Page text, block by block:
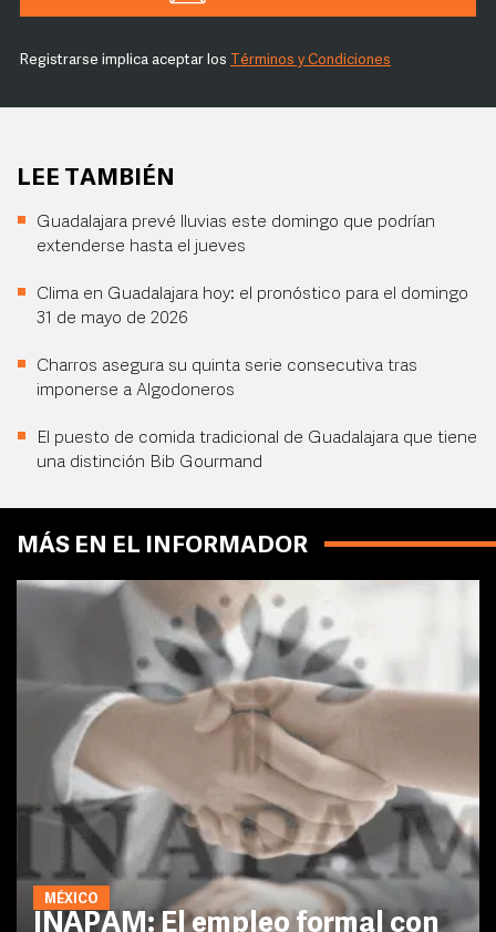
Registrarse implica aceptar los Términos y Condiciones
LEE TAMBIÉN
Guadalajara prevé lluvias este domingo que podrían
extenderse hasta el jueves
Clima en Guadalajara hoy: el pronóstico para el domingo
31 de mayo de 2026
Charros asegura su quinta serie consecutiva tras
imponerse a Algodoneros
El puesto de comida tradicional de Guadalajara que tiene
una distinción Bib Gourmand
MÁS EN EL INFORMADOR
MÉXICO
INAPAM: El empleo formal con